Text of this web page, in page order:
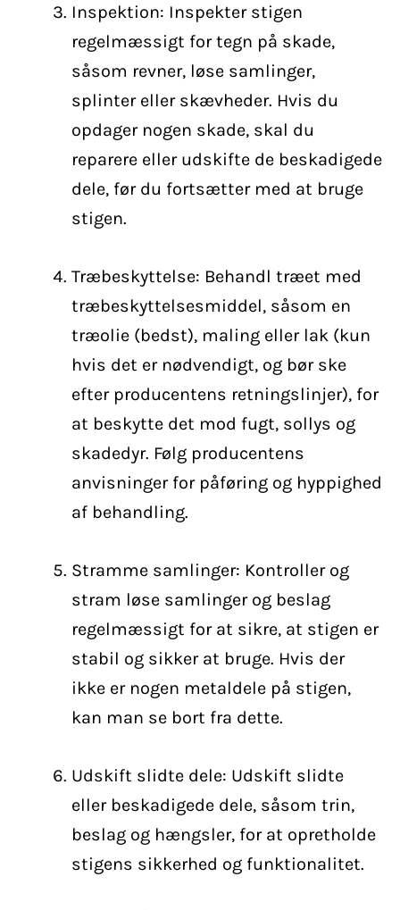
Inspektion: Inspekter stigen
regelmæssigt for tegn på skade,
såsom revner, løse samlinger,
splinter eller skævheder. Hvis du
opdager nogen skade, skal du
reparere eller udskifte de beskadigede
dele, før du fortsætter med at bruge
stigen.
Træbeskyttelse: Behandl træet med
træbeskyttelsesmiddel, såsom en
træolie (bedst), maling eller lak (kun
hvis det er nødvendigt, og bør ske
efter producentens retningslinjer), for
at beskytte det mod fugt, sollys og
skadedyr. Følg producentens
anvisninger for påføring og hyppighed
af behandling.
Stramme samlinger: Kontroller og
stram løse samlinger og beslag
regelmæssigt for at sikre, at stigen er
stabil og sikker at bruge. Hvis der
ikke er nogen metaldele på stigen,
kan man se bort fra dette.
Udskift slidte dele: Udskift slidte
eller beskadigede dele, såsom trin,
beslag og hængsler, for at opretholde
stigens sikkerhed og funktionalitet.